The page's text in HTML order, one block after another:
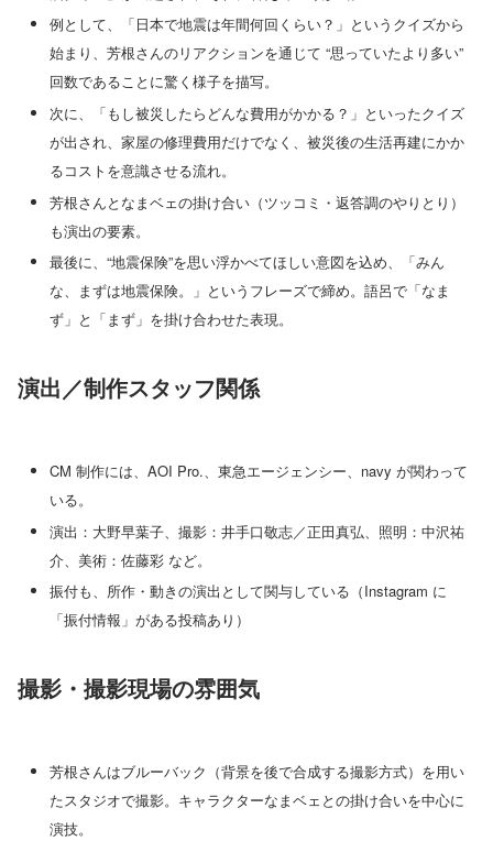
例として、「日本で地震は年間何回くらい？」というクイズから
始まり、芳根さんのリアクションを通じて “思っていたより多い”
回数であることに驚く様子を描写。
次に、「もし被災したらどんな費用がかかる？」といったクイズ
が出され、家屋の修理費用だけでなく、被災後の生活再建にかか
るコストを意識させる流れ。
芳根さんとなまベェの掛け合い（ツッコミ・返答調のやりとり）
も演出の要素。
最後に、“地震保険”を思い浮かべてほしい意図を込め、「みん
な、まずは地震保険。」というフレーズで締め。語呂で「なま
ず」と「まず」を掛け合わせた表現。
演出／制作スタッフ関係
CM 制作には、AOI Pro.、東急エージェンシー、navy が関わって
いる。
演出：大野早葉子、撮影：井手口敬志／正田真弘、照明：中沢祐
介、美術：佐藤彩 など。
振付も、所作・動きの演出として関与している（Instagram に
「振付情報」がある投稿あり）
撮影・撮影現場の雰囲気
芳根さんはブルーバック（背景を後で合成する撮影方式）を用い
たスタジオで撮影。キャラクターなまベェとの掛け合いを中心に
演技。